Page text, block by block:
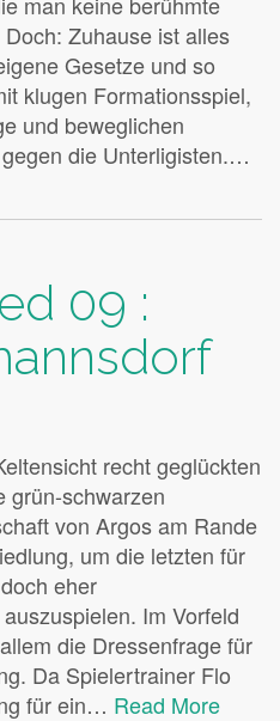
Zuhause ist alles
Gesetze und so
klugen Formationsspiel,
und beweglichen
die Unterligisten.…
09 :
recht geglückten
grün-schwarzen
von Argos am Rande
um die letzten für
eher
Im Vorfeld
die Dressenfrage für
Da Spielertrainer Flo
für ein… Read More